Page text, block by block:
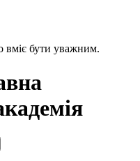
вміє бути уважним.